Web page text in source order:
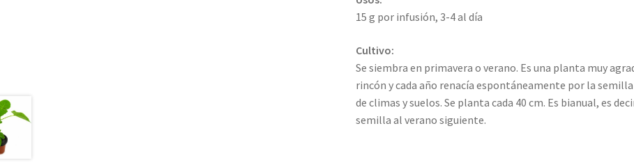
15 g por infusión, 3-4 al día
Cultivo:
Se siembra en primavera o verano. Es una planta muy
rincón y cada año renacía espontáneamente por la
de climas y suelos. Se planta cada 40 cm. Es bianual, es
semilla al verano siguiente.